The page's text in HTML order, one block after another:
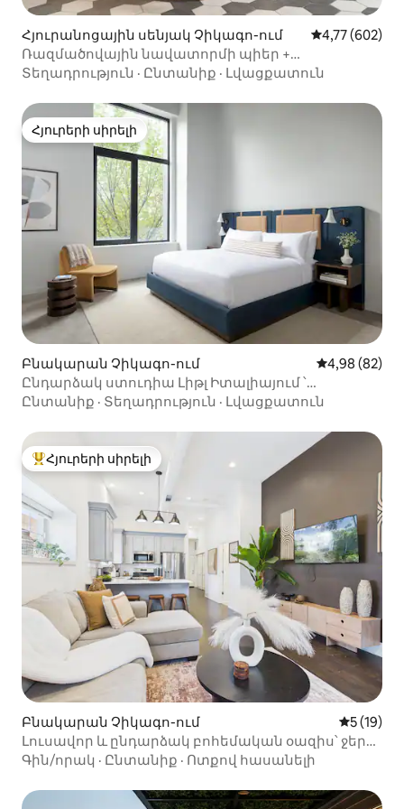
Հյուրանոցային սենյակ Չիկագո-ում Միջին
4,77 (602)
Ռազմածովային նավատորմի պիեր +
ռեստորանի մոտ ։ Բար ։ Մարզասրահ ։
Տեղադրություն · Ընտանիք · Լվացքատուն
Հյուրերի սիրելի
Հյուրերի սիրելի
Բնակարան Չիկագո-ում Միջին
4,98 (82)
Ընդարձակ ստուդիա Լիթլ Իտալիայում ՝
Արևմտյան հանգույցի մոտակայքում
Ընտանիք · Տեղադրություն · Լվացքատուն
Հյուրերի սիրելի լավագույն տները
Հյուրերի սիրելի
Բնակարան Չիկագո-ում Միջին
5 (19)
Լուսավոր և ընդարձակ բոհեմական օազիս՝ ջերմ
հանգստի վայր
Գին/որակ · Ընտանիք · Ոտքով հասանելի